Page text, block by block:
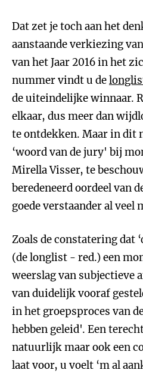
Dat zet je toch aan het
aanstaande verkiezing
van het Jaar 2016 in het
nummer vindt u de
de uiteindelijke winnaar.
elkaar, dus meer dan
te ontdekken. Maar in dit
‘woord van de jury' bij
Mirella Visser, te
beredeneerd oordeel van
goede verstaander al veel
Zoals de constatering dat
(de longlist - red.) een
weerslag van subjectieve
van duidelijk vooraf
in het groepsproces van
hebben geleid'. Een
natuurlijk maar ook een
laat voor, u voelt ‘m al